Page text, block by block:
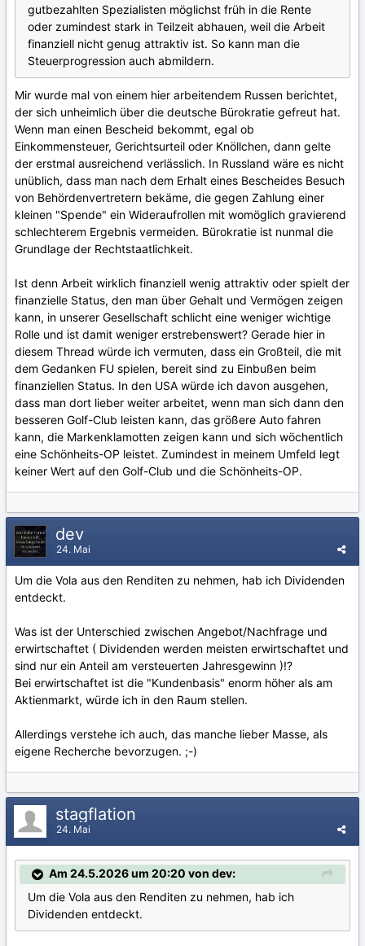
gutbezahlten Spezialisten möglichst früh in die Rente
oder zumindest stark in Teilzeit abhauen, weil die Arbeit
finanziell nicht genug attraktiv ist. So kann man die
Steuerprogression auch abmildern.
Mir wurde mal von einem hier arbeitendem Russen berichtet,
der sich unheimlich über die deutsche Bürokratie gefreut hat.
Wenn man einen Bescheid bekommt, egal ob
Einkommensteuer, Gerichtsurteil oder Knöllchen, dann gelte
der erstmal ausreichend verlässlich. In Russland wäre es nicht
unüblich, dass man nach dem Erhalt eines Bescheides Besuch
von Behördenvertretern bekäme, die gegen Zahlung einer
kleinen "Spende" ein Wideraufrollen mit womöglich gravierend
schlechterem Ergebnis vermeiden. Bürokratie ist nunmal die
Grundlage der Rechtstaatlichkeit.
Ist denn Arbeit wirklich finanziell wenig attraktiv oder spielt der
finanzielle Status, den man über Gehalt und Vermögen zeigen
kann, in unserer Gesellschaft schlicht eine weniger wichtige
Rolle und ist damit weniger erstrebenswert? Gerade hier in
diesem Thread würde ich vermuten, dass ein Großteil, die mit
dem Gedanken FU spielen, bereit sind zu Einbußen beim
finanziellen Status. In den USA würde ich davon ausgehen,
dass man dort lieber weiter arbeitet, wenn man sich dann den
besseren Golf-Club leisten kann, das größere Auto fahren
kann, die Markenklamotten zeigen kann und sich wöchentlich
eine Schönheits-OP leistet. Zumindest in meinem Umfeld legt
keiner Wert auf den Golf-Club und die Schönheits-OP.
dev
24. Mai
Um die Vola aus den Renditen zu nehmen, hab ich Dividenden
entdeckt.
Was ist der Unterschied zwischen Angebot/Nachfrage und
erwirtschaftet ( Dividenden werden meisten erwirtschaftet und
sind nur ein Anteil am versteuerten Jahresgewinn )!?
Bei erwirtschaftet ist die "Kundenbasis" enorm höher als am
Aktienmarkt, würde ich in den Raum stellen.
Allerdings verstehe ich auch, das manche lieber Masse, als
eigene Recherche bevorzugen. ;-)
stagflation
24. Mai
Am 24.5.2026 um 20:20 von dev:
Um die Vola aus den Renditen zu nehmen, hab ich
Dividenden entdeckt.